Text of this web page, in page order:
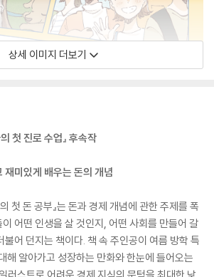
상세 이미지 더보기
첫 진로 수업』 후속작
재미있게 배우는 돈의 개념
첫 돈 공부』는 돈과 경제 개념에 관한 주제를 폭
어떤 인생을 살 것인지, 어떤 사회를 만들어 갈
어 던지는 책이다. 책 속 주인공이 여름 방학 특
해 알아가고 성장하는 만화와 한눈에 들어오는